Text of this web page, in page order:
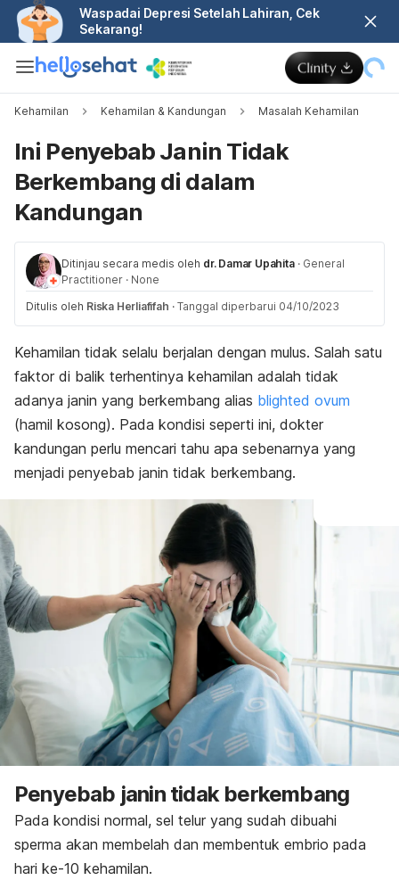
Waspadai Depresi Setelah Lahiran, Cek
Sekarang!
Kehamilan Kehamilan & Kandungan Masalah Kehamilan
Ini Penyebab Janin Tidak
Berkembang di dalam
Kandungan
Ditinjau secara medis oleh dr. Damar Upahita · General
Practitioner · None
Ditulis oleh Riska Herliafifah · Tanggal diperbarui 04/10/2023
Kehamilan tidak selalu berjalan dengan mulus. Salah satu
faktor di balik terhentinya kehamilan adalah tidak
adanya janin yang berkembang alias blighted ovum
(hamil kosong). Pada kondisi seperti ini, dokter
kandungan perlu mencari tahu apa sebenarnya yang
menjadi penyebab janin tidak berkembang.
Penyebab janin tidak berkembang
Pada kondisi normal, sel telur yang sudah dibuahi
sperma akan membelah dan membentuk embrio pada
hari ke-10 kehamilan.